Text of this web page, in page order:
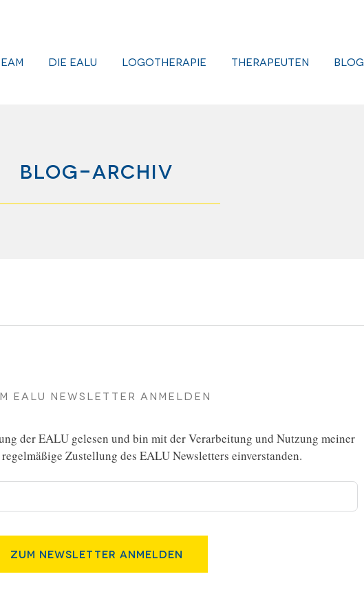
Die EALU Logotherapie Therapeuten Blog
Blog-Archiv
EALU Newsletter anmelden
der EALU gelesen und bin mit der Verarbeitung und Nutzung meiner
Zustellung des EALU Newsletters einverstanden.
Zum Newsletter Anmelden